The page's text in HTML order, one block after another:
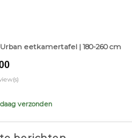
eetkamertafel | 180-260 cm
Current
is:
verzonden